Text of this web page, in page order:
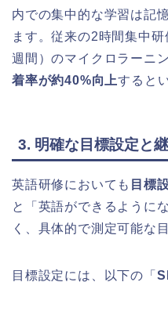
内での集中的な学習は記
ます。従来の2時間集中
週間）のマイクロラーニ
着率が約40%向上すると
3. 明確な目標設定と
英語研修においても 目標
と「英語ができるように
く、具体的で測定可能な
目標設定には、以下の「